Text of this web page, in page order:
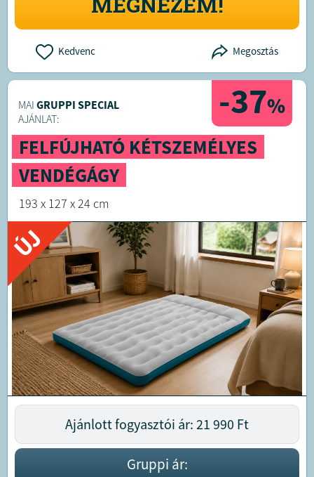
Kedvenc Megosztás
-37%
MAI GRUPPI SPECIAL
AJÁNLAT:
FELFÚJHATÓ KÉTSZEMÉLYES
VENDÉGÁGY
193 x 127 x 24 cm
ÚJ
Ajánlott fogyasztói ár: 21 990 Ft
Gruppi ár: